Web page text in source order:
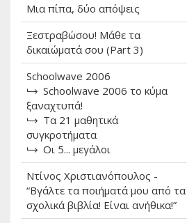
Μια πίπα, δύο απόψεις
Ξεστραβώσου! Μάθε τα
δικαιώματά σου (Part 3)
Schoolwave 2006
Schoolwave 2006 το κύμα
ξαναχτυπά!
Οι 5... μεγάλοι
Τα 21 μαθητικά
συγκροτήματα
Ντίνος Χριστιανόπουλος -
“Βγάλτε τα ποιήματά μου από τα
σχολικά βιβλία! Είναι ανήθικα!”